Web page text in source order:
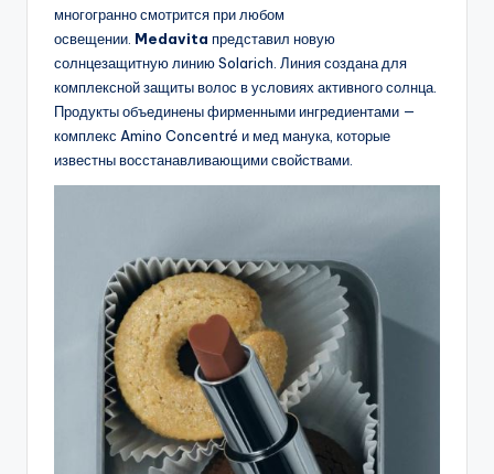
многогранно смотрится при любом
освещении. Medavita представил новую
солнцезащитную линию Solarich. Линия создана для
комплексной защиты волос в условиях активного солнца.
Продукты объединены фирменными ингредиентами —
комплекс Amino Concentré и мед манука, которые
известны восстанавливающими свойствами.